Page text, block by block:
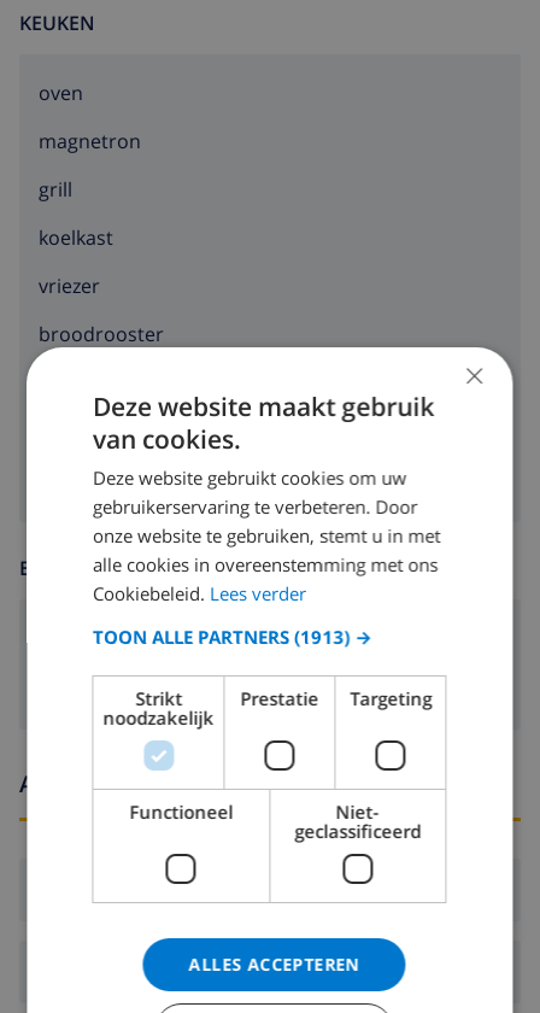
KEUKEN
oven
magnetron
grill
koelkast
vriezer
broodrooster
wasmachine
ENTERTAINMENT
Satelliet tv
Aankomst- en vertrektijden
Aankomst: Vanaf 16:00 voor 21:00
Vertrek:Voor: 10:00
×
Deze website maakt gebruik
van cookies.
Deze website gebruikt cookies om uw
gebruikerservaring te verbeteren. Door
onze website te gebruiken, stemt u in met
alle cookies in overeenstemming met ons
Cookiebeleid. Lees verder
TOON ALLE PARTNERS(1913) →
Strikt
noodzakelijk
Prestatie Targeting
Functioneel
Niet-
geclassificeerd
ALLES ACCEPTEREN